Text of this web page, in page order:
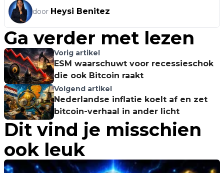
door Heysi Benitez
Ga verder met lezen
Vorig artikel
ESM waarschuwt voor recessieschok
die ook Bitcoin raakt
Volgend artikel
Nederlandse inflatie koelt af en zet
bitcoin-verhaal in ander licht
Dit vind je misschien
ook leuk